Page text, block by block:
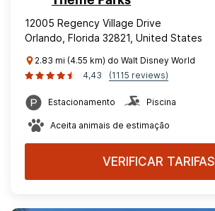
12005 Regency Village Drive
Orlando, Florida 32821, United States
2.83 mi (4.55 km) do Walt Disney World
4,43
(1115 reviews)
Estacionamento Piscina
Aceita animais de estimação
VERIFICAR TARIFAS